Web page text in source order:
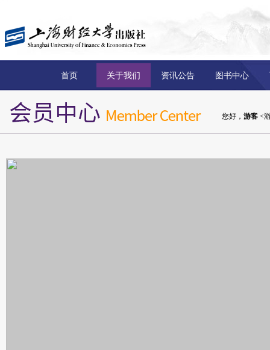
首页 关于我们 资讯公告 图书中心
您好， 游客 <